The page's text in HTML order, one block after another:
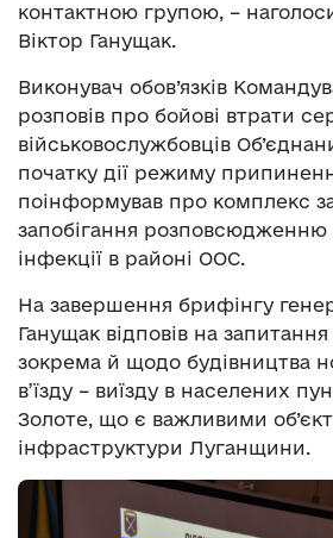
контактною групою, –
Віктор Ганущак.
Виконувач обов’язків
розповів про бойові втрати
військовослужбовців
початку дії режиму
поінформував про комплекс
запобігання розповсюдженню
інфекції в районі ООС.
На завершення брифінгу
Ганущак відповів на запитання
зокрема й щодо будівництва
в’їзду – виїзду в населених
Золоте, що є важливими
інфраструктури Луганщини.